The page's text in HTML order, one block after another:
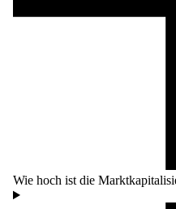
Wie hoch ist die